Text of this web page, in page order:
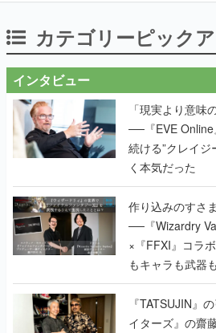
カテゴリーピック
インタビュー
「現実より意味
──『EVE
続ける”クレイジ
く本気だった
作り込みのすさ
──『Wizardry
×『FFXI』コラ
もキャラも武器
で作り込まれた
く
『TATSUJIN』
イターズ』の齋